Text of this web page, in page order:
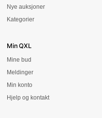
Nye auksjoner
Kategorier
Min QXL
Mine bud
Meldinger
Min konto
Hjelp og kontakt